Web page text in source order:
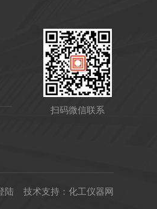
扫码微信联系
陆 技术支持： 化工仪器网